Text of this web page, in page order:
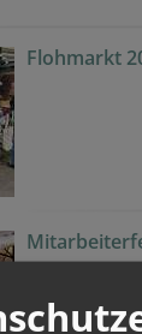
Flohmarkt
Mehr Bilder